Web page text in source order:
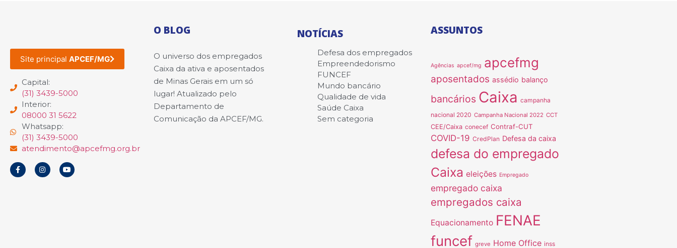
Site principal APCEF/MG
Capital:
(31) 3439-5000
Interior:
08000 31 5622
Whatsapp:
(31) 3439-5000
atendimento@apcefmg.org.br
O BLOG
O universo dos empregados
Caixa da ativa e aposentados
de Minas Gerais em um só
lugar! Atualizado pelo
Departamento de
Comunicação da APCEF/MG.
NOTÍCIAS
Defesa dos empregados
Empreendedorismo
FUNCEF
Mundo bancário
Qualidade de vida
Saúde Caixa
Sem categoria
ASSUNTOS
Agências apcef/mg apcefmg
aposentados assédio balanço
bancários Caixa campanha
nacional 2020 Campanha Nacional 2022 CCT
CEE/Caixa conecef Contraf-CUT
COVID-19 CredPlan Defesa da caixa
defesa do empregado
Caixa eleições Empregado
empregado caixa
empregados caixa
Equacionamento FENAE
funcef greve Home Office inss